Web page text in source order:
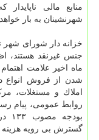
منابع مالی
شهرنشینان به بار
ماه اخیر علامت
شدن از فروش انواع
املاك و مستغلات،
روابط عمومی، پیام
گسترش بی رویه هزینه